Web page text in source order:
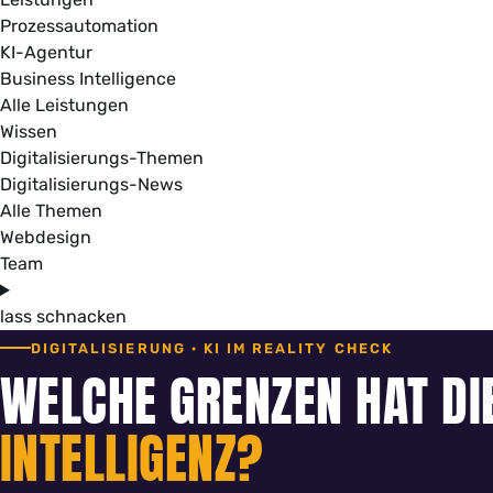
Prozessautomation
KI-Agentur
Business Intelligence
Alle Leistungen
Wissen
Digitalisierungs-Themen
Digitalisierungs-News
Alle Themen
Webdesign
Team
lass schnacken
DIGITALISIERUNG · KI IM REALITY CHECK
WELCHE GRENZEN HAT
INTELLIGENZ?